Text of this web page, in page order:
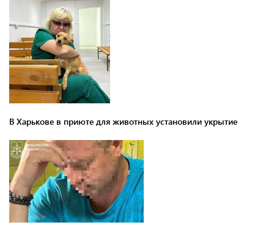
В Харькове в приюте для животных установили укрытие